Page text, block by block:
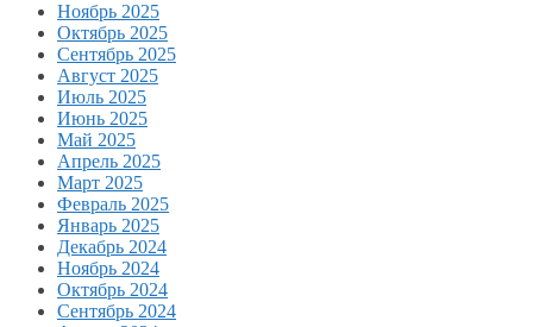
Ноябрь 2025
Октябрь 2025
Сентябрь 2025
Август 2025
Июль 2025
Июнь 2025
Май 2025
Апрель 2025
Март 2025
Февраль 2025
Январь 2025
Декабрь 2024
Ноябрь 2024
Октябрь 2024
Сентябрь 2024